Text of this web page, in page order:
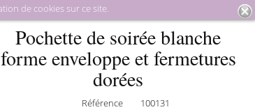
de cookies sur ce site.
enveloppe et fermetures dorées
Pochette de soirée blanche
forme enveloppe et fermetures
dorées
Référence
100131